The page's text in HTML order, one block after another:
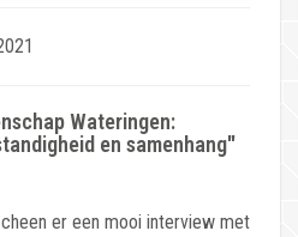
Wateringen:
en samenhang"
er een mooi interview met